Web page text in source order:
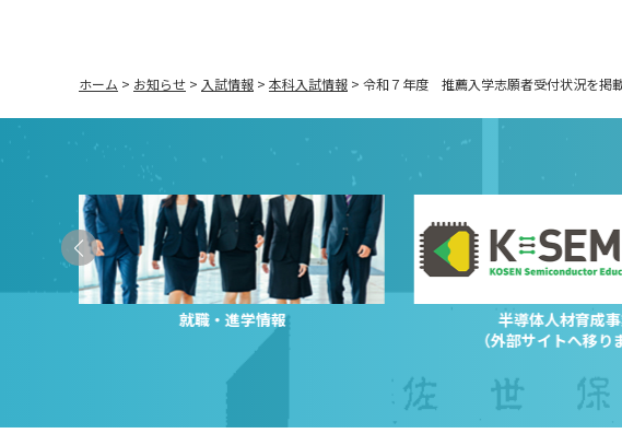
ホーム > お知らせ > 入試情報 > 本科入試情報 > 令和７年度 推薦入学志願者受付状況を掲
就職・進学情報
半導体人材育成
（外部サイトへ移り